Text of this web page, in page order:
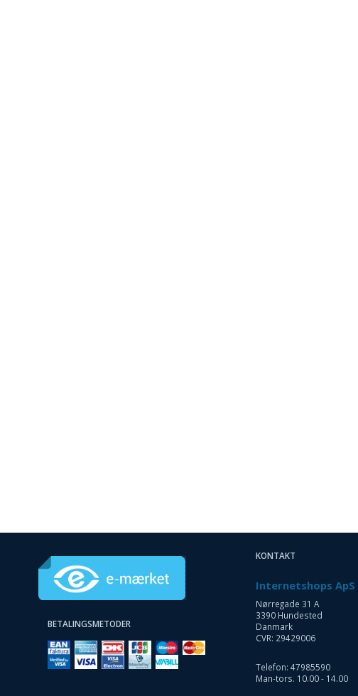
BETALINGSMETODER
KONTAKT
Internetshops ApS
Nørregade 31 A
3390 Hundested
Danmark
CVR: 29429006
Telefon: 47985590
Man-tors. 10.00 - 14.00